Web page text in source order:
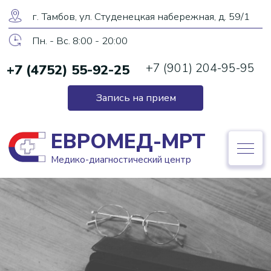
ЕВРОМЕД-МРТ
Медико-диагностический центр
Пн. - Вс. 8:00 - 20:00
г. Тамбов, ул. Студенецкая набережная, д. 59/1
Запись на прием
+7 (4752) 55-92-25
ЕВРОМЕД-МРТ
Медико-диагностический центр
Запись на прием